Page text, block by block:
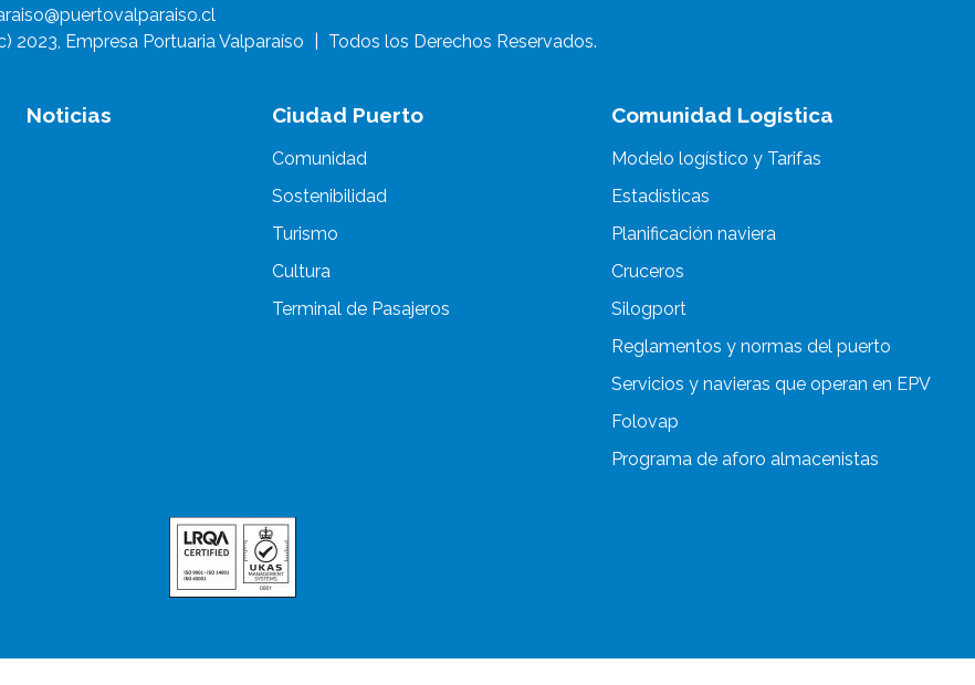
2023, Empresa Portuaria Valparaíso
Todos los Derechos Reservados.
Noticias Ciudad Puerto
Comunidad
Sostenibilidad
Turismo
Cultura
Terminal de Pasajeros
Comunidad Logística
Modelo logístico y Tarifas
Estadísticas
Planificación naviera
Cruceros
Silogport
Reglamentos y normas del puerto
Servicios y navieras que operan en EPV
Folovap
Programa de aforo almacenistas